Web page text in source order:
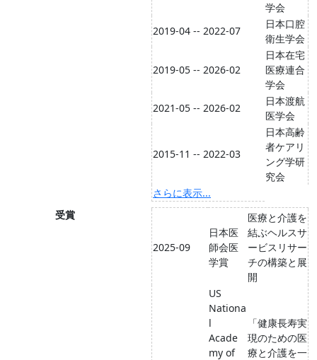
学会
2019-04 -- 2022-07
日本口腔
衛生学会
2019-05 -- 2026-02
日本在宅
医療連合
学会
2021-05 -- 2026-02
日本渡航
医学会
2015-11 -- 2022-03
日本高齢
者ケアリ
ング学研
究会
さらに表示...
受賞
2025-09
日本医
師会医
学賞
医療と介護を
結ぶヘルスサ
ービスリサー
チの構築と展
開
US
Nationa
l
Acade
my of
「健康長寿実
現のための医
療と介護を一